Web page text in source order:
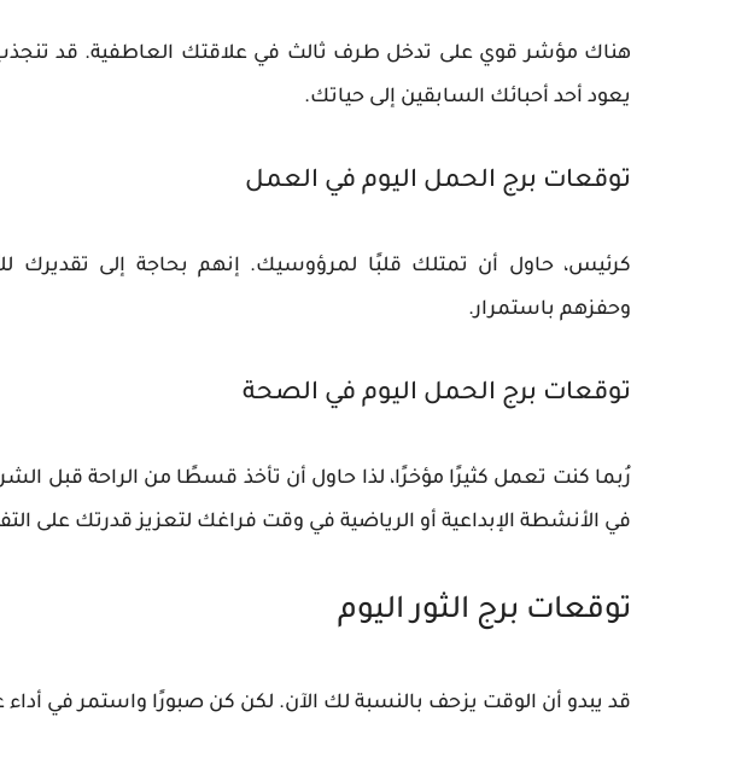
هناك مؤشر قوي على تدخل طرف ثالث في علاقتك العاطفية. قد
يعود أحد أحبائك السابقين إلى حياتك.
توقعات برج الحمل اليوم في العمل
كرئيس، حاول أن تمتلك قلبًا لمرؤوسيك. إنهم بحاجة إلى
وحفزهم باستمرار.
توقعات برج الحمل اليوم في الصحة
رُبما كنت تعمل كثيرًا مؤخرًا، لذا حاول أن تأخذ قسطًا من الراحة قبل
في الأنشطة الإبداعية أو الرياضية في وقت فراغك لتعزيز قدرتك على
توقعات برج الثور اليوم
قد يبدو أن الوقت يزحف بالنسبة لك الآن. لكن كن صبورًا واستمر في